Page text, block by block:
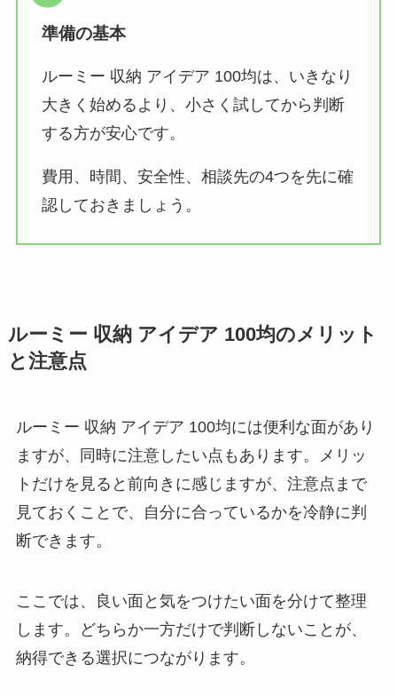
準備の基本
ルーミー 収納 アイデア 100均は、いきなり
大きく始めるより、小さく試してから判断
する方が安心です。
費用、時間、安全性、相談先の4つを先に確
認しておきましょう。
ルーミー 収納 アイデア 100均のメリット
と注意点
ルーミー 収納 アイデア 100均には便利な面があり
ますが、同時に注意したい点もあります。メリッ
トだけを見ると前向きに感じますが、注意点まで
見ておくことで、自分に合っているかを冷静に判
断できます。
ここでは、良い面と気をつけたい面を分けて整理
します。
どちらか一方だけで判断しないことが、
納得できる選択につながります。